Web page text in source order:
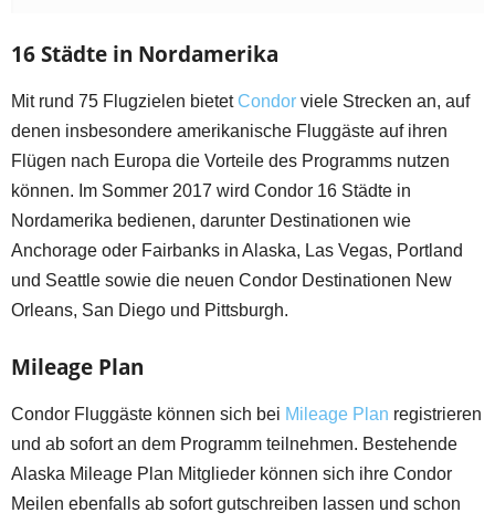
16 Städte in Nordamerika
Mit rund 75 Flugzielen bietetCondor viele Strecken an, auf
denen insbesondere amerikanische Fluggäste auf ihren
Flügen nach Europa die Vorteile des Programms nutzen
können. Im Sommer 2017 wird Condor 16 Städte in
Nordamerika bedienen, darunter Destinationen wie
Anchorage oder Fairbanks in Alaska, Las Vegas, Portland
und Seattle sowie die neuen Condor Destinationen New
Orleans, San Diego und Pittsburgh.
Mileage Plan
Condor Fluggäste können sich bei Mileage Plan registrieren
und ab sofort an dem Programm teilnehmen. Bestehende
Alaska Mileage Plan Mitglieder können sich ihre Condor
Meilen ebenfalls ab sofort gutschreiben lassen und schon